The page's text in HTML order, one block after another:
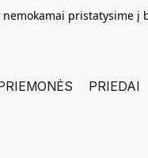
nemokamai pristatysime į
PRIEDAI